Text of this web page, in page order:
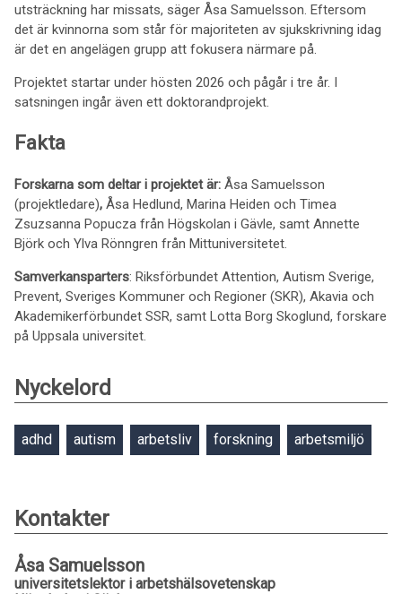
utsträckning har missats, säger Åsa Samuelsson. Eftersom
det är kvinnorna som står för majoriteten av sjukskrivning idag
är det en angelägen grupp att fokusera närmare på.
Projektet startar under hösten 2026 och pågår i tre år. I
satsningen ingår även ett doktorandprojekt.
Fakta
Forskarna som deltar i projektet är: Åsa Samuelsson
(projektledare), Åsa Hedlund, Marina Heiden och Timea
Zsuzsanna Popucza från Högskolan i Gävle, samt Annette
Björk och Ylva Rönngren från Mittuniversitetet.
Samverkansparters: Riksförbundet Attention, Autism Sverige,
Prevent, Sveriges Kommuner och Regioner (SKR), Akavia och
Akademikerförbundet SSR, samt Lotta Borg Skoglund, forskare
på Uppsala universitet.
Nyckelord
adhd autism arbetsliv forskning arbetsmiljö
Kontakter
Åsa Samuelsson
universitetslektor i arbetshälsovetenskap